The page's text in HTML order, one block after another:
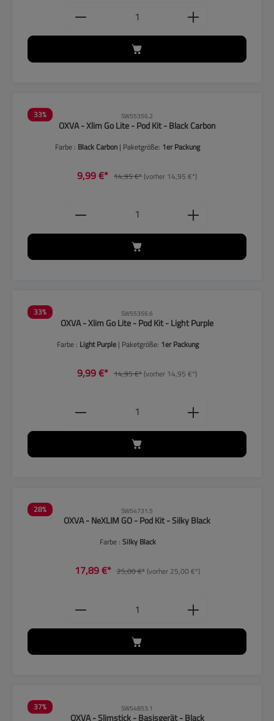
Produkt Anzahl: Gib den
33% SW55356.2
OXVA - Xlim Go Lite - Pod Kit - Black Carbon
Farbe : Black Carbon | Paketgröße: 1er Packung
9,99 €* 14,95 €*(vorher 14,95 €*)
Produkt Anzahl: Gib den
33% SW55356.6
OXVA - Xlim Go Lite - Pod Kit - Light Purple
Farbe : Light Purple | Paketgröße: 1er Packung
9,99 €* 14,95 €*(vorher 14,95 €*)
Produkt Anzahl: Gib den
28% SW54731.5
OXVA - NeXLIM GO - Pod Kit - Silky Black
Farbe : Silky Black
17,89 €* 25,00 €*(vorher 25,00 €*)
Produkt Anzahl: Gib den
37% SW54853.1
OXVA - Slimstick - Basisgerät - Black